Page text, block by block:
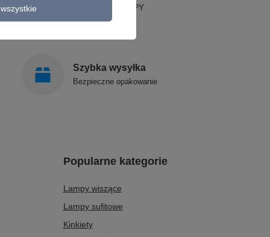
STYLOWE LAMPY
Szybka wysyłka
Bezpieczne opakowanie
Popularne kategorie
Lampy wiszące
Lampy sufitowe
Kinkiety